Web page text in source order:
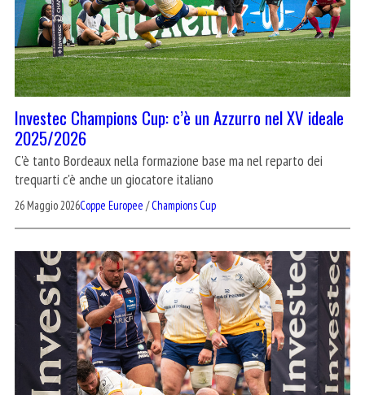
Investec Champions Cup: c’è un Azzurro nel XV ideale
2025/2026
C'è tanto Bordeaux nella formazione base ma nel reparto dei
trequarti c'è anche un giocatore italiano
26 Maggio 2026Coppe Europee /Champions Cup